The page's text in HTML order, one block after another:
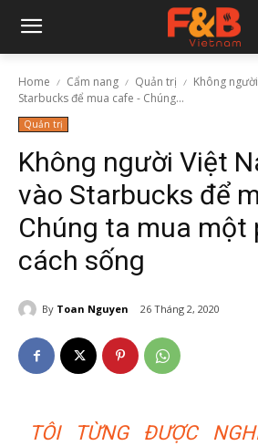
Home Cẩm nang Quản trị
Không
Starbucks để mua cafe - Chúng...
Quản trị
Không người Việt
vào Starbucks để
Chúng ta mua một
cách sống
By Toan Nguyen 26 Tháng 2, 2020
TÔI TỪNG ĐƯỢC